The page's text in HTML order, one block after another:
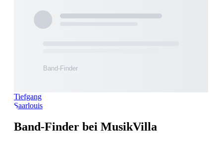
Tiefgang
Saarlouis
Band-Finder bei MusikVilla